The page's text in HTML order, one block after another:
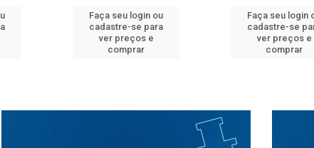
Faça seu login ou
cadastre-se para
ver preços e
comprar
Faça seu login
cadastre-se
ver preços e
comprar